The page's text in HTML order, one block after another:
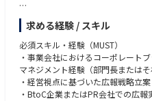
メディアリレーションズおよび危機
・主要メディアとのネットワーク
・不測の事態における迅速かつ適
社長室内の組織マネジメント
・重要会議を通じた経営層との合
・広報チームの統括およびメンバ
求める経験 / スキル
必須スキル・経験（MUST）
・事業会社におけるコーポレート
マネジメント経験（部門長または
・経営視点に基づいた広報戦略立
・BtoC企業またはPR会社での広報